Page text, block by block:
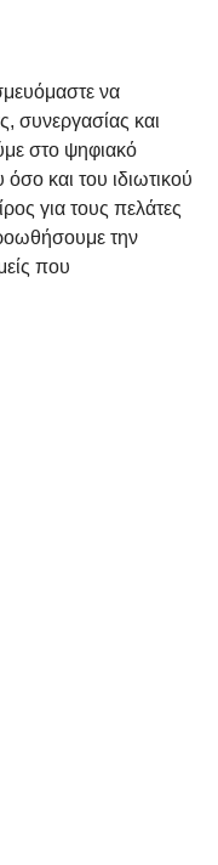
να
συνεργασίας και
στο ψηφιακό
και του ιδιωτικού
για τους πελάτες
την
που